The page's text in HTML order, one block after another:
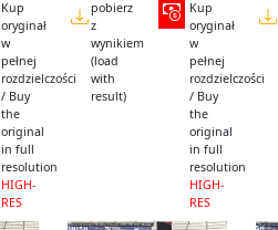
Kup
oryginał
w
pełnej
rozdzielczości
/ Buy
the
original
in full
resolution
HIGH-
RES
pobierz
z
wynikiem
(load
with
result)
Kup
oryginał
w
pełnej
rozdzielczości
/ Buy
the
original
in full
resolution
HIGH-
RES